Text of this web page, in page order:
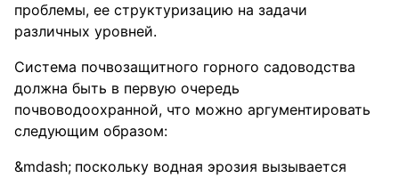
проблемы, ее структуризацию на задачи
различных уровней.
Система почвозащитного горного садоводства
должна быть в первую очередь
почвоводоохранной, что можно аргументировать
следующим образом:
поскольку водная эрозия вызывается